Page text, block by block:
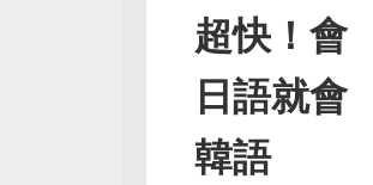
超快！會
日語就會
韓語